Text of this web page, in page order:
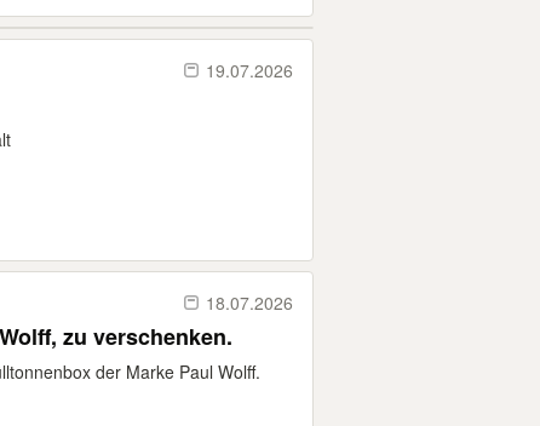
19.07.2026
18.07.2026
zu verschenken.
der Marke Paul Wolff.